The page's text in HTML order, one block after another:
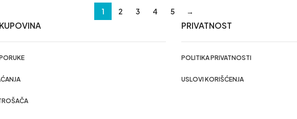
1 2 3 4 5 →
PRIVATNOST
POLITIKA PRIVATNOSTI
USLOVI KORIŠĆENJA